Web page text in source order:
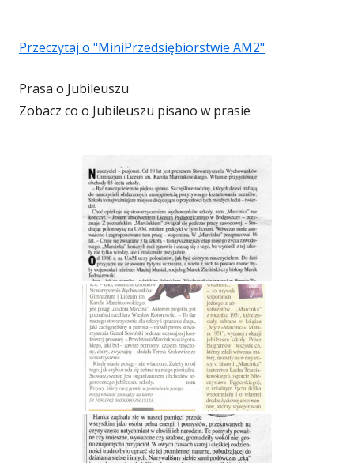
Przeczytaj o "MiniPrzedsiębiorstwie AM2"
Prasa o Jubileuszu
Zobacz co o Jubileuszu pisano w prasie